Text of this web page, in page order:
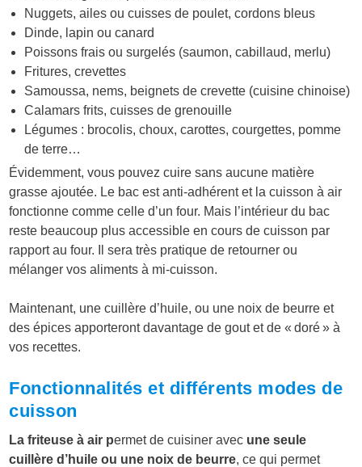
Nuggets, ailes ou cuisses de poulet, cordons bleus
Dinde, lapin ou canard
Poissons frais ou surgelés (saumon, cabillaud, merlu)
Fritures, crevettes
Samoussa, nems, beignets de crevette (cuisine chinoise)
Calamars frits, cuisses de grenouille
Légumes : brocolis, choux, carottes, courgettes, pomme
de terre…
Évidemment, vous pouvez cuire sans aucune matière
grasse ajoutée. Le bac est anti-adhérent et la cuisson à air
fonctionne comme celle d’un four. Mais l’intérieur du bac
reste beaucoup plus accessible en cours de cuisson par
rapport au four. Il sera très pratique de retourner ou
mélanger vos aliments à mi-cuisson.
Maintenant, une cuillère d’huile, ou une noix de beurre et
des épices apporteront davantage de gout et de « doré » à
vos recettes.
Fonctionnalités et différents modes de
cuisson
La friteuse à air permet de cuisiner avec une seule
cuillère d’huile ou une noix de beurre, ce qui permet